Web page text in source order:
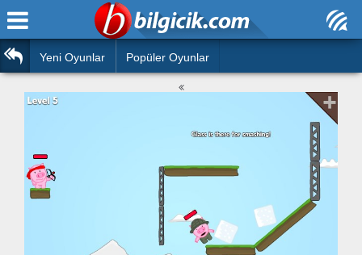
Araba
Futbol
Ana Sayfa
Bilmeceler
Bulmacalar
Deyimler
Duvar Yazıları
Hızlı Okuma Testi
Yeni Oyunlar Popüler Oyunlar